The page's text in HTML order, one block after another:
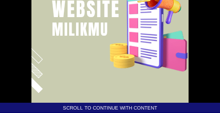
SCROLL TO CONTINUE WITH CONTENT